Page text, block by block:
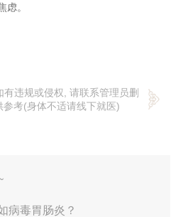
虑。
有违规或侵权, 请联系管理员删
参考(身体不适请线下就医)
病毒胃肠炎？